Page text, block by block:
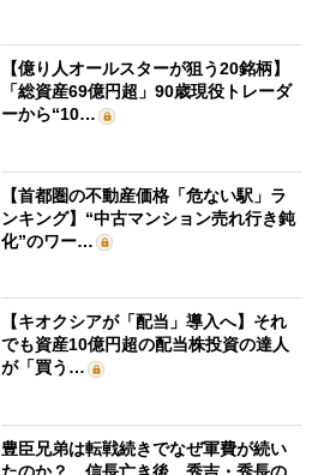
【億り人オールスターが狙う20銘柄】
「総資産69億円超」90歳現役トレーダ
ーから“10…
【首都圏の不動産価格「危ない駅」ラ
ンキング】“中古マンション売れ行き鈍
化”のワー…
【キオクシアが「配当」導入へ】それ
でも資産10億円超の配当株投資の達人
が「買う…
豊臣兄弟は転戦続きでなぜ軍費が続い
たのか？ 信長亡き後、秀吉・秀長の